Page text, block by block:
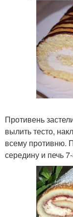
Противень
вылить тесто,
всему противню.
середину и печь